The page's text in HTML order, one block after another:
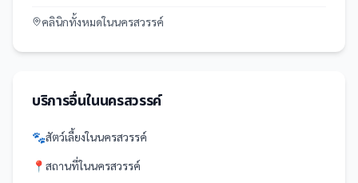
คลินิกทั้งหมดในนครสวรรค์
บริการอื่นในนครสวรรค์
🐾สัตว์เลี้ยงในนครสวรรค์
📍 สถานที่ในนครสวรรค์